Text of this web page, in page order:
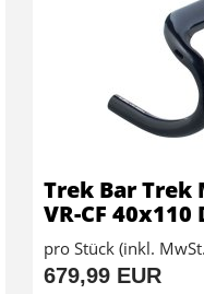
Trek Bar Trek
VR-CF
pro Stück (inkl.
679,99 EUR